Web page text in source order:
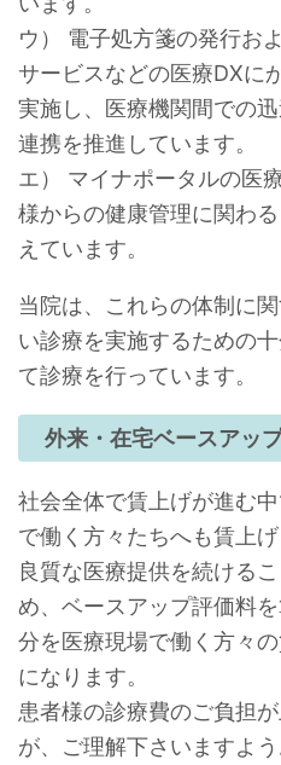
ウ） 電子処方箋の発行お
サービスなどの医療DXに
実施し、医療機関間での
連携を推進しています。
エ） マイナポータルの医
様からの健康管理に関わ
えています。
当院は、これらの体制に
い診療を実施するための
て診療を行っています。
外来・在宅ベースアッ
社会全体で賃上げが進む
で働く方々たちへも賃上
良質な医療提供を続ける
め、ベースアップ評価料
分を医療現場で働く方々
になります。
患者様の診療費のご負担
が、ご理解下さいますよう